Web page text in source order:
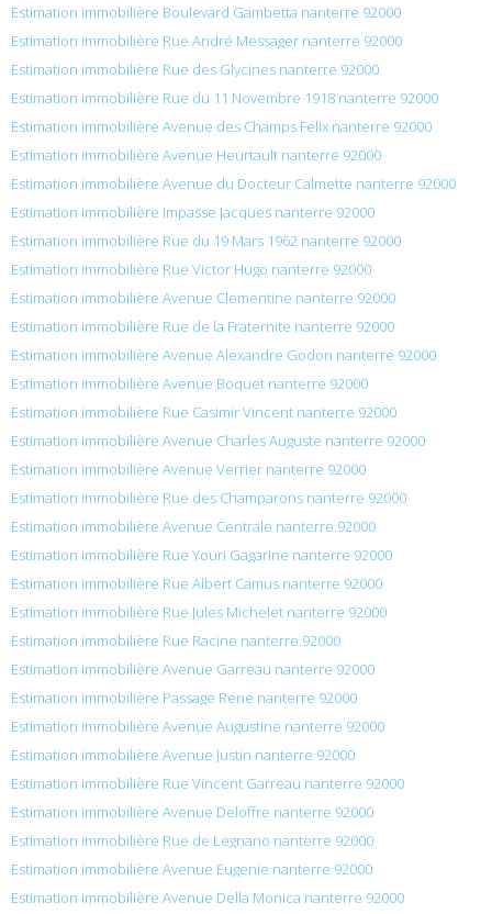
Estimation immobilière Boulevard Gambetta nanterre 92000
Estimation immobilière Rue André Messager nanterre 92000
Estimation immobilière Rue des Glycines nanterre 92000
Estimation immobilière Rue du 11 Novembre 1918 nanterre 92000
Estimation immobilière Avenue des Champs Felix nanterre 92000
Estimation immobilière Avenue Heurtault nanterre 92000
Estimation immobilière Avenue du Docteur Calmette nanterre 92000
Estimation immobilière Impasse Jacques nanterre 92000
Estimation immobilière Rue du 19 Mars 1962 nanterre 92000
Estimation immobilière Rue Victor Hugo nanterre 92000
Estimation immobilière Avenue Clementine nanterre 92000
Estimation immobilière Rue de la Fraternite nanterre 92000
Estimation immobilière Avenue Alexandre Godon nanterre 92000
Estimation immobilière Avenue Boquet nanterre 92000
Estimation immobilière Rue Casimir Vincent nanterre 92000
Estimation immobilière Avenue Charles Auguste nanterre 92000
Estimation immobilière Avenue Verrier nanterre 92000
Estimation immobilière Rue des Champarons nanterre 92000
Estimation immobilière Avenue Centrale nanterre 92000
Estimation immobilière Rue Youri Gagarine nanterre 92000
Estimation immobilière Rue Albert Camus nanterre 92000
Estimation immobilière Rue Jules Michelet nanterre 92000
Estimation immobilière Rue Racine nanterre 92000
Estimation immobilière Avenue Garreau nanterre 92000
Estimation immobilière Passage Rene nanterre 92000
Estimation immobilière Avenue Augustine nanterre 92000
Estimation immobilière Avenue Justin nanterre 92000
Estimation immobilière Rue Vincent Garreau nanterre 92000
Estimation immobilière Avenue Deloffre nanterre 92000
Estimation immobilière Rue de Legnano nanterre 92000
Estimation immobilière Avenue Eugenie nanterre 92000
Estimation immobilière Avenue Della Monica nanterre 92000